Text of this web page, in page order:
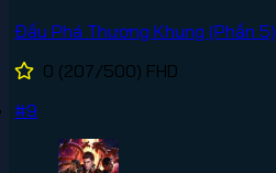
Đấu Phá Thương Khung (Phần 5)
0 (207/500) FHD
#9